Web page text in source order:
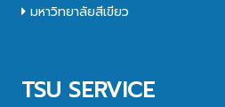
มหาวิทยาลัยสีเขียว
TSU SERVICE